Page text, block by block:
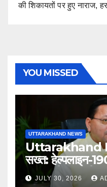
की शिकायतों पर हुए नाराज,
YOU MISSED
UTTARAKHAND NEWS
Uttarakhand
सख्त: हेल्पलाइन-
लापरवाही पर होगी
JULY 30, 2026